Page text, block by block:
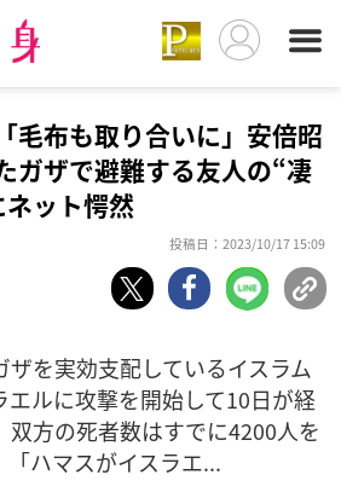
毛布も取り合いに」安倍昭
ガザで避難する友人の“凄
ット愕然
投稿日：2023/10/17 15:09
を実効支配しているイスラム
ルに攻撃を開始して10日が経
双方の死者数はすでに4200人を
ハマスがイスラエ...